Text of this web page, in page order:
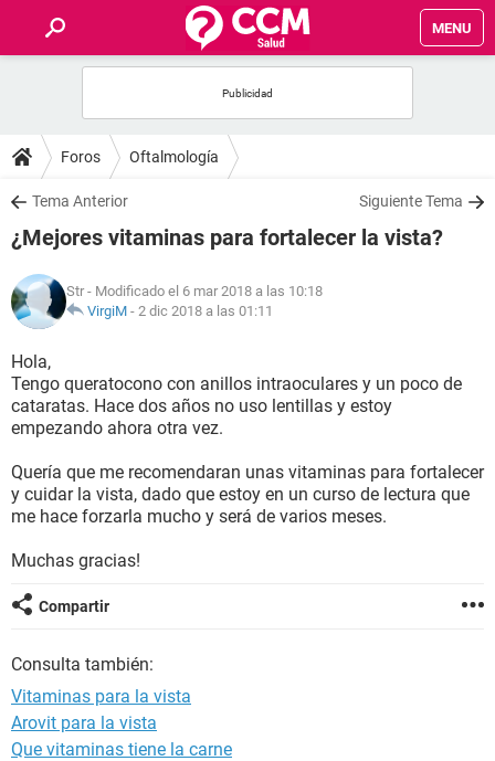
MENU
FOROS
SALUD
FAMILIA
NUTRICIÓN
BIENESTAR
SEXUALIDAD
GLOSARIO
Foros Oftalmología
Tema Anterior Siguiente Tema
¿Mejores vitaminas para fortalecer la vista?
Str - Modificado el 6 mar 2018 a las 10:18
VirgiM - 2 dic 2018 a las 01:11
Hola,
Tengo queratocono con anillos intraoculares y un poco de
cataratas. Hace dos años no uso lentillas y estoy
empezando ahora otra vez.
Quería que me recomendaran unas vitaminas para fortalecer
y cuidar la vista, dado que estoy en un curso de lectura que
me hace forzarla mucho y será de varios meses.
Muchas gracias!
Compartir
Consulta también:
Vitaminas para la vista
Arovit para la vista
Que vitaminas tiene la carne